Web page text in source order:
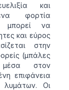
και
φορτία
μπορεί να
και εύρος
στην
(μπάλες
στον
επιφάνεια
λυμάτων. Οι